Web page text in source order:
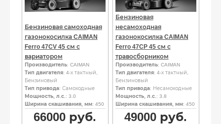
Бензиновая самоходная
газонокосилка CAIMAN
Ferro 47CV 45 см с
вариатором
Производитель: CAIMAN
Тип двигателя: 4-х тактный,
Бензиновый
Тип привода: Самоходные
Мощность, л.с. : 3.0
Ширина скашивания, мм: 450
66000 руб.
Бензиновая
несамоходная
газонокосилка CAIMAN
Ferro 47CP 45 см с
травосборником
Производитель: CAIMAN
Тип двигателя: 4-х тактный,
Бензиновый
Тип привода: Несамоходные
Мощность, л.с. : 3.8
Ширина скашивания, мм: 450
49000 руб.